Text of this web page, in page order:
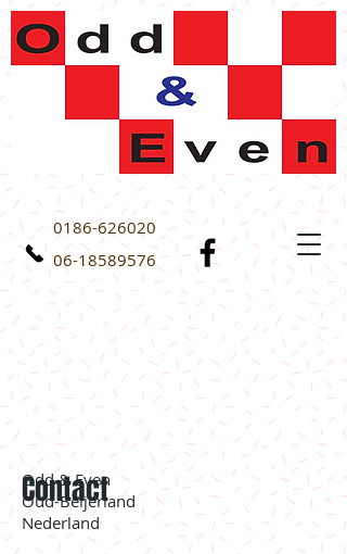
0186-626020
06-18589576
Contact
Odd & Even
Oud-Beijerland
Nederland